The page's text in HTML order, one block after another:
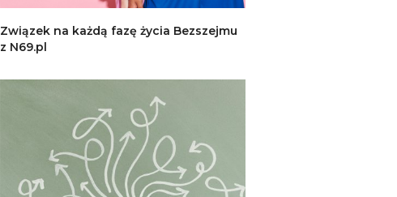
Związek na każdą fazę życia Bezszejmu
z N69.pl